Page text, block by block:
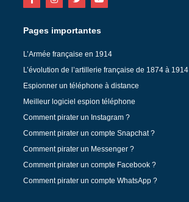
Pages importantes
L’Armée française en 1914
L’évolution de l’artillerie française de 1874 à 1914
Espionner un téléphone à distance
Meilleur logiciel espion téléphone
Comment pirater un Instagram ?
Comment pirater un compte Snapchat ?
Comment pirater un Messenger ?
Comment pirater un compte Facebook ?
Comment pirater un compte WhatsApp ?